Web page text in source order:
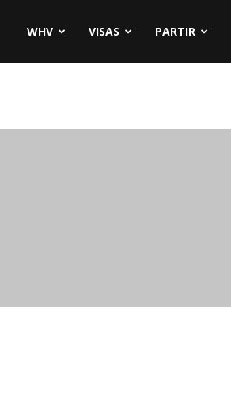
WHV VISAS PARTIR